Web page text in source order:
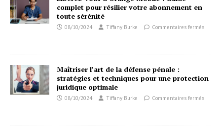
complet pour résilier votre abonnement en
toute sérénité
08/10/2024 Tiffany Burke Commentaires fermés
Maîtriser l’art de la défense pénale :
stratégies et techniques pour une protection
juridique optimale
08/10/2024 Tiffany Burke Commentaires fermés